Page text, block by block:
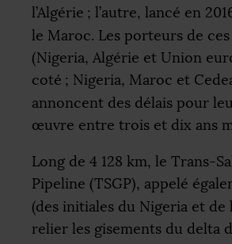
l’Algérie ; l’autre, lancé en
le Maroc. Les porteurs de
(Nigeria, Algérie et Union
coté ; Nigeria, Maroc et
annoncent des délais pour
œuvre entre trois et dix ans
Long de 4 128 km, le Trans-
Pipeline (TSGP), appelé
(des initiales du Nigeria et de
relier les gisements du delta